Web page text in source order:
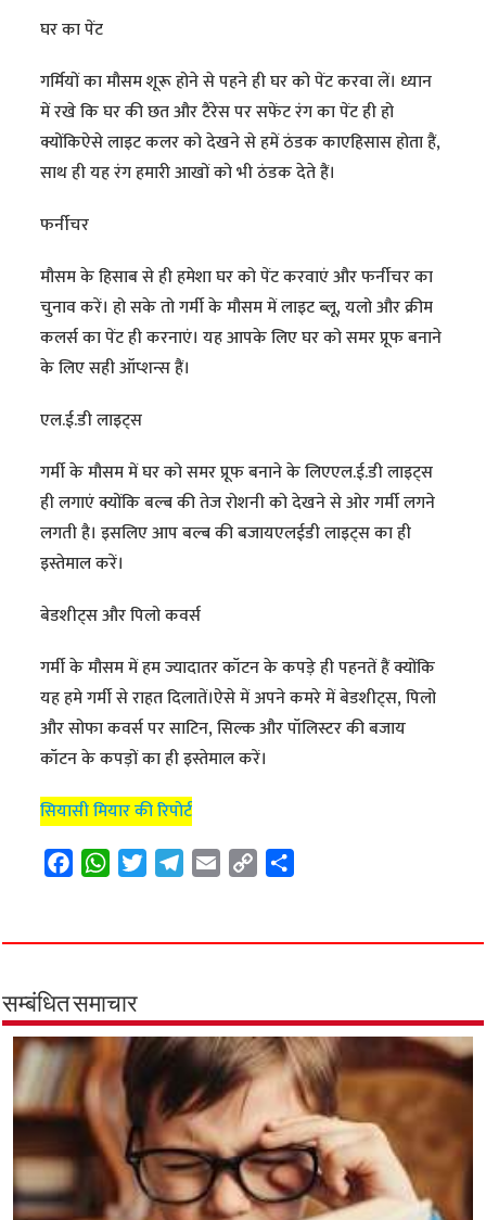
घर का पेंट
गर्मियों का मौसम शूरू होने से पहने ही घर को पेंट करवा लें। ध्यान
में रखे कि घर की छत और टैरेस पर सफेंट रंग का पेंट ही हो
क्योंकिऐसे लाइट कलर को देखने से हमें ठंडक काएहिसास होता हैं,
साथ ही यह रंग हमारी आखों को भी ठंडक देते हैं।
फर्नीचर
मौसम के हिसाब से ही हमेशा घर को पेंट करवाएं और फर्नीचर का
चुनाव करें। हो सके तो गर्मी के मौसम में लाइट ब्लू, यलो और क्रीम
कलर्स का पेंट ही करनाएं। यह आपके लिए घर को समर प्रूफ बनाने
के लिए सही ऑप्शन्स हैं।
एल.ई.डी लाइट्स
गर्मी के मौसम में घर को समर प्रूफ बनाने के लिएएल.ई.डी लाइट्स
ही लगाएं क्योंकि बल्ब की तेज रोशनी को देखने से ओर गर्मी लगने
लगती है। इसलिए आप बल्ब की बजायएलईडी लाइट्स का ही
इस्तेमाल करें।
बेडशीट्स और पिलो कवर्स
गर्मी के मौसम में हम ज्यादातर कॉटन के कपड़े ही पहनतें हैं क्योंकि
यह हमे गर्मी से राहत दिलातें।ऐसे में अपने कमरे में बेडशीट्स, पिलो
और सोफा कवर्स पर साटिन, सिल्क और पॉलिस्टर की बजाय
कॉटन के कपड़ों का ही इस्तेमाल करें।
सियासी मियार की रिपोर्ट
e
o
o
k
W
t
A
p
p
t
r
e
a
m
i
y
n
k
r
सम्बंधित समाचार